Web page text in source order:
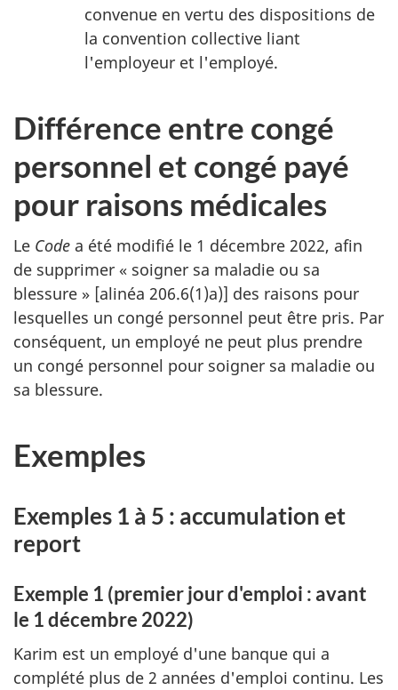
convenue en vertu des dispositions de
la convention collective liant
l'employeur et l'employé.
Différence entre congé
personnel et congé payé
pour raisons médicales
Le Code a été modifié le 1 décembre 2022, afin
de supprimer « soigner sa maladie ou sa
blessure » [alinéa 206.6(1)a)] des raisons pour
lesquelles un congé personnel peut être pris. Par
conséquent, un employé ne peut plus prendre
un congé personnel pour soigner sa maladie ou
sa blessure.
Exemples
Exemples 1 à 5 : accumulation et
report
Exemple 1 (premier jour d'emploi : avant
le 1 décembre 2022)
Karim est un employé d'une banque qui a
complété plus de 2 années d'emploi continu. Les